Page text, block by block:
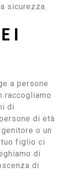
sicurezza.
a persone
raccogliamo
di
di età
o un
figlio ci
di
di